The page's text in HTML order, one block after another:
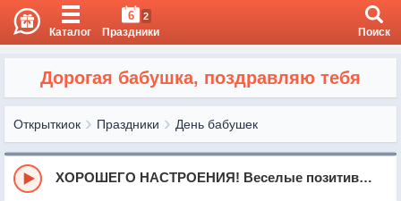
Каталог
6 2
Праздники Поиск
Дорогая бабушка, поздравляю тебя
Открыткиок Праздники День бабушек
ХОРОШЕГО НАСТРОЕНИЯ! Веселые позитивные пожелания для друзей